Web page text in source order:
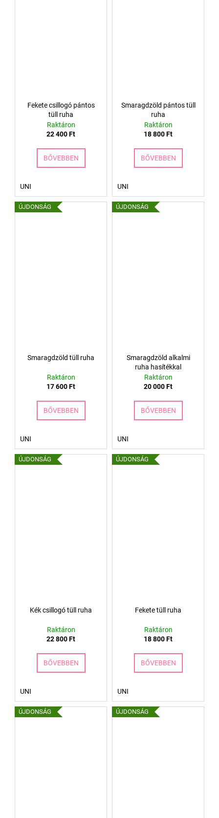
Fekete csillogó pántos
tüll ruha
Raktáron
22 400 Ft
BŐVEBBEN
UNI
Smaragdzöld pántos tüll
ruha
Raktáron
18 800 Ft
BŐVEBBEN
UNI
ÚJDONSÁG
Smaragdzöld tüll ruha
Raktáron
17 600 Ft
BŐVEBBEN
UNI
ÚJDONSÁG
Smaragdzöld alkalmi
ruha hasítékkal
Raktáron
20 000 Ft
BŐVEBBEN
UNI
ÚJDONSÁG
Kék csillogó tüll ruha
Raktáron
22 800 Ft
BŐVEBBEN
UNI
ÚJDONSÁG
Fekete tüll ruha
Raktáron
18 800 Ft
BŐVEBBEN
UNI
ÚJDONSÁG ÚJDONSÁG